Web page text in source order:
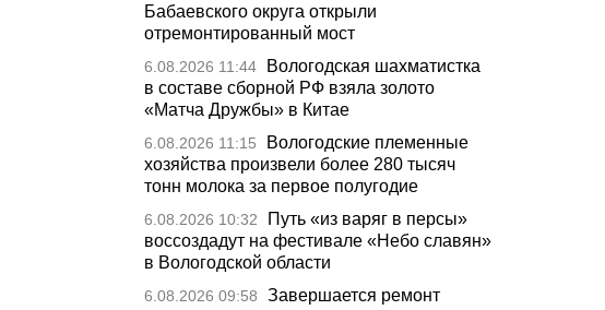
Бабаевского округа открыли
отремонтированный мост
6.08.2026 11:44
Вологодская шахматистка
в составе сборной РФ взяла золото
«Матча Дружбы» в Китае
6.08.2026 11:15
Вологодские племенные
хозяйства произвели более 280 тысяч
тонн молока за первое полугодие
6.08.2026 10:32
Путь «из варяг в персы»
воссоздадут на фестивале «Небо славян»
в Вологодской области
6.08.2026 09:58
Завершается ремонт